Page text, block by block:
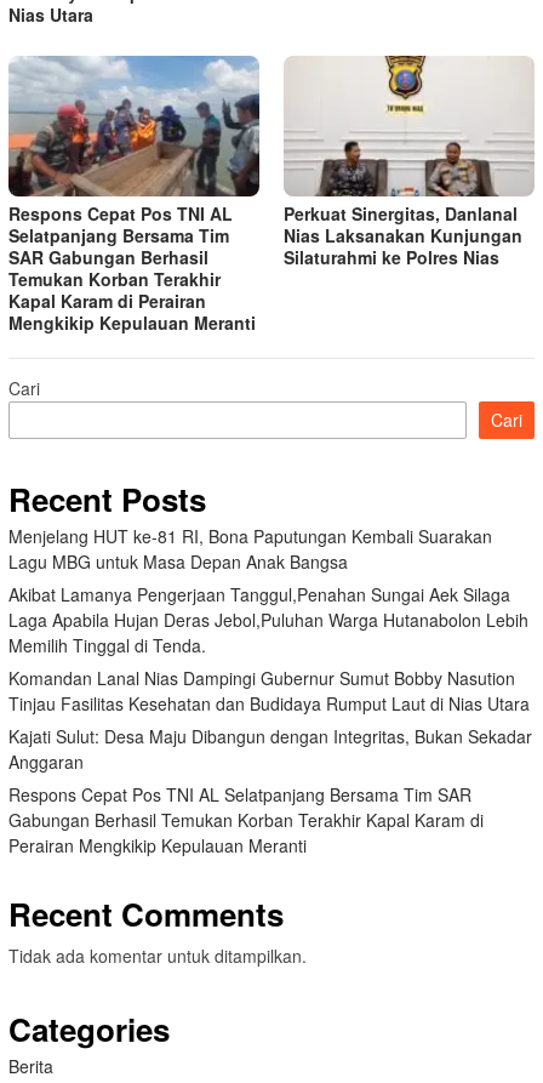
Nias Utara
Respons Cepat Pos TNI AL
Selatpanjang Bersama Tim
SAR Gabungan Berhasil
Temukan Korban Terakhir
Kapal Karam di Perairan
Mengkikip Kepulauan Meranti
Perkuat Sinergitas, Danlanal
Nias Laksanakan Kunjungan
Silaturahmi ke Polres Nias
Cari
Cari
Recent Posts
Menjelang HUT ke-81 RI, Bona Paputungan Kembali Suarakan
Lagu MBG untuk Masa Depan Anak Bangsa
Akibat Lamanya Pengerjaan Tanggul,Penahan Sungai Aek Silaga
Laga Apabila Hujan Deras Jebol,Puluhan Warga Hutanabolon Lebih
Memilih Tinggal di Tenda.
Komandan Lanal Nias Dampingi Gubernur Sumut Bobby Nasution
Tinjau Fasilitas Kesehatan dan Budidaya Rumput Laut di Nias Utara
Kajati Sulut: Desa Maju Dibangun dengan Integritas, Bukan Sekadar
Anggaran
Respons Cepat Pos TNI AL Selatpanjang Bersama Tim SAR
Gabungan Berhasil Temukan Korban Terakhir Kapal Karam di
Perairan Mengkikip Kepulauan Meranti
Recent Comments
Tidak ada komentar untuk ditampilkan.
Categories
Berita